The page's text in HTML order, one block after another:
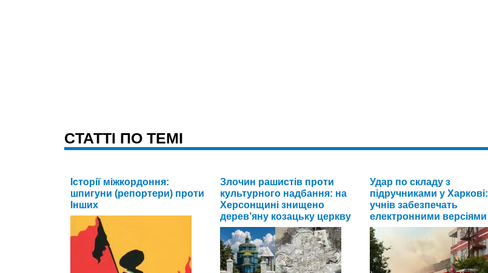
CТАТТІ ПО ТЕМІ
Історії міжкордоння:
шпигуни (репортери) проти
Інших
Злочин рашистів проти
культурного надбання: на
Херсонщині знищено
дерев’яну козацьку церкву
Удар по складу з
підручниками у Харкові:
учнів забезпечать
електронними версіями